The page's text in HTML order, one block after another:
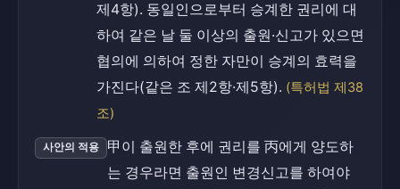
제4항). 동일인으로부터 승계한 권리에 대
하여 같은 날 둘 이상의 출원·신고가 있으면
협의에 의하여 정한 자만이 승계의 효력을
가진다(같은 조 제2항·제5항). (특허법 제38
조)
사안의 적용
甲이 출원한 후에 권리를 丙에게 양도하
는 경우라면 출원인 변경신고를 하여야